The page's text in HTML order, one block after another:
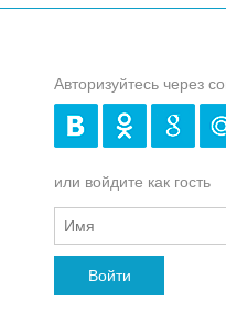
Авторизуйтесь через
или войдите как гость
Войти